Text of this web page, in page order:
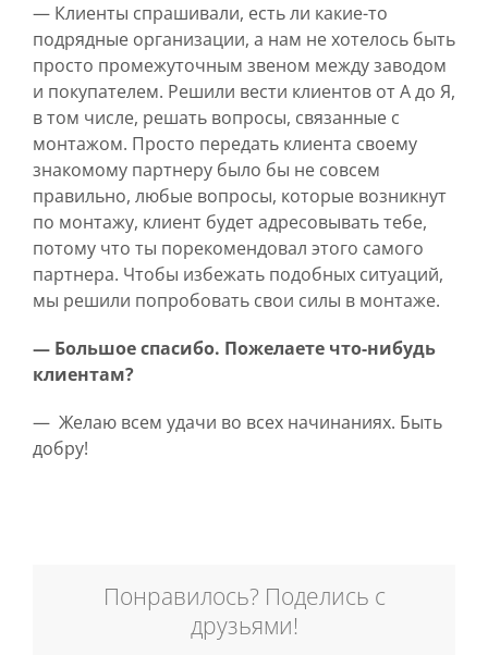
— Клиенты спрашивали, есть ли какие-то
подрядные организации, а нам не хотелось быть
просто промежуточным звеном между заводом
и покупателем. Решили вести клиентов от А до Я,
в том числе, решать вопросы, связанные с
монтажом. Просто передать клиента своему
знакомому партнеру было бы не совсем
правильно, любые вопросы, которые возникнут
по монтажу, клиент будет адресовывать тебе,
потому что ты порекомендовал этого самого
партнера. Чтобы избежать подобных ситуаций,
мы решили попробовать свои силы в монтаже.
— Большое спасибо. Пожелаете что-нибудь
клиентам?
— Желаю всем удачи во всех начинаниях. Быть
добру!
Понравилось? Поделись с
друзьями!